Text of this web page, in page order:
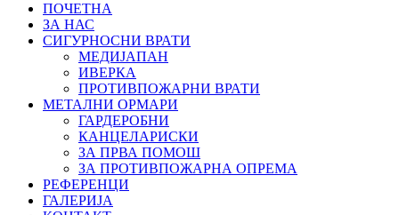
ПОЧЕТНА
ЗА НАС
СИГУРНОСНИ ВРАТИ
МЕДИЈАПАН
ИВЕРКА
ПРОТИВПОЖАРНИ ВРАТИ
МЕТАЛНИ ОРМАРИ
ГАРДЕРОБНИ
КАНЦЕЛАРИСКИ
ЗА ПРВА ПОМОШ
ЗА ПРОТИВПОЖАРНА ОПРЕМА
РЕФЕРЕНЦИ
ГАЛЕРИЈА